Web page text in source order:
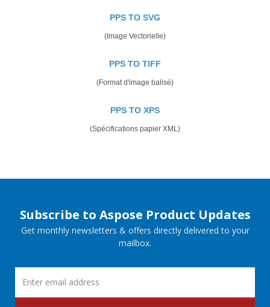
PPS TO SVG
(Image Vectorielle)
PPS TO TIFF
(Format d'image balisé)
PPS TO XPS
(Spécifications papier XML)
Subscribe to Aspose Product Updates
Get monthly newsletters & offers directly delivered to your
mailbox.